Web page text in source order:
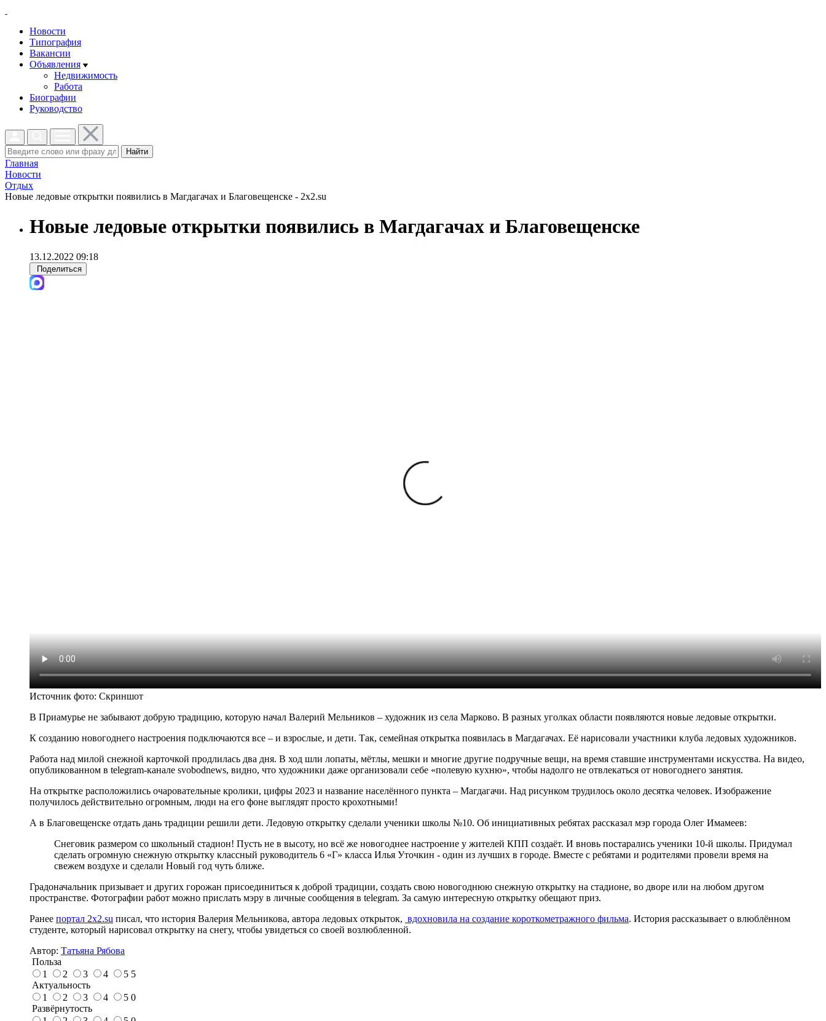
Новости
Типография
Вакансии
Объявления
Недвижимость
Работа
Биографии
Руководство
Найти
Главная
Новости
Отдых
Новые ледовые открытки появились в Магдагачах и Благовещенске - 2x2.su
Новые ледовые открытки появились в Магдагачах и Благовещенске
13.12.2022 09:18
Поделиться
Источник фото: Скриншот
В Приамурье не забывают добрую традицию, которую начал Валерий Мельников – художник из села Марково. В разных уголках области появляются новые ледовые открытки.
К созданию новогоднего настроения подключаются все – и взрослые, и дети. Так, семейная открытка появилась в Магдагачах. Её нарисовали участники клуба ледовых художников.
Работа над милой снежной карточкой продлилась два дня. В ход шли лопаты, мётлы, мешки и многие другие подручные вещи, на время ставшие инструментами искусства. На видео,
опубликованном в telegram-канале svobodnews, видно, что художники даже организовали себе «полевую кухню», чтобы надолго не отвлекаться от новогоднего занятия.
На открытке расположились очаровательные кролики, цифры 2023 и название населённого пункта – Магдагачи. Над рисунком трудилось около десятка человек. Изображение
получилось действительно огромным, люди на его фоне выглядят просто крохотными!
А в Благовещенске отдать дань традиции решили дети. Ледовую открытку сделали ученики школы №10. Об инициативных ребятах рассказал мэр города Олег Имамеев:
Снеговик размером со школьный стадион! Пусть не в высоту, но всё же новогоднее настроение у жителей КПП создаёт. И вновь постарались ученики 10-й школы. Придумал
сделать огромную снежную открытку классный руководитель 6 «Г» класса Илья Уточкин - один из лучших в городе. Вместе с ребятами и родителями провели время на
свежем воздухе и сделали Новый год чуть ближе.
Градоначальник призывает и других горожан присоединиться к доброй традиции, создать свою новогоднюю снежную открытку на стадионе, во дворе или на любом другом
пространстве. Фотографии работ можно прислать мэру в личные сообщения в telegram. За самую интересную открытку обещают приз.
Ранее портал 2x2.su писал, что история Валерия Мельникова, автора ледовых открыток, вдохновила на создание короткометражного фильма. История рассказывает о влюблённом
студенте, который нарисовал открытку на снегу, чтобы увидеться со своей возлюбленной.
Автор: Татьяна Рябова
Польза
1
2 3 4 5 5
Актуальность
1
2 3 4 5 0
Развёрнутость